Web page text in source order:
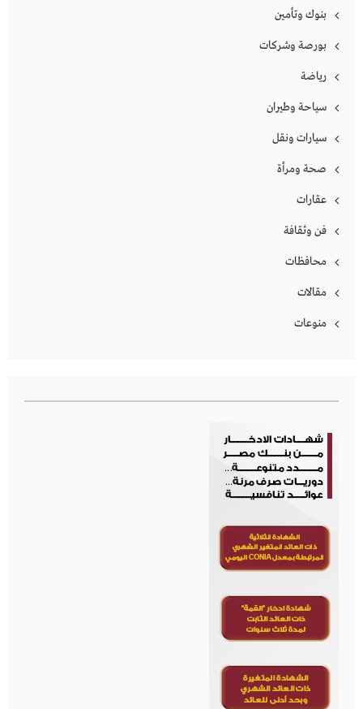
بنوك وتأمين
بورصة وشركات
رياضة
سياحة وطيران
سيارات ونقل
صحة ومرأة
عقارات
فن وثقافة
محافظات
مقالات
منوعات